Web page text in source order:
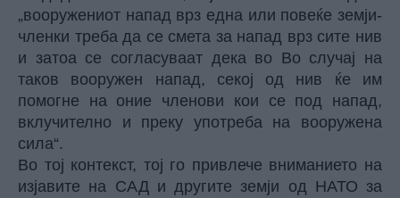
„вооружениот напад врз една или повеќе земји-
членки треба да се смета за напад врз сите нив
и затоа се согласуваат дека во Во случај на
таков вооружен напад, секој од нив ќе им
помогне на оние членови кои се под напад,
вклучително и преку употреба на вооружена
сила“.
Во тој контекст, тој го привлече вниманието на
изјавите на САД и другите земји од НАТО за